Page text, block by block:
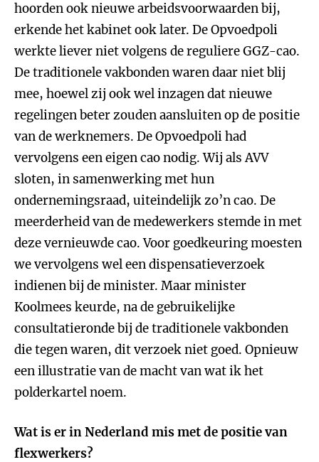
hoorden ook nieuwe arbeidsvoorwaarden bij,
erkende het kabinet ook later. De Opvoedpoli
werkte liever niet volgens de reguliere GGZ-cao.
De traditionele vakbonden waren daar niet blij
mee, hoewel zij ook wel inzagen dat nieuwe
regelingen beter zouden aansluiten op de positie
van de werknemers. De Opvoedpoli had
vervolgens een eigen cao nodig. Wij als AVV
sloten, in samenwerking met hun
ondernemingsraad, uiteindelijk zo’n cao. De
meerderheid van de medewerkers stemde in met
deze vernieuwde cao. Voor goedkeuring moesten
we vervolgens wel een dispensatieverzoek
indienen bij de minister. Maar minister
Koolmees keurde, na de gebruikelijke
consultatieronde bij de traditionele vakbonden
die tegen waren, dit verzoek niet goed. Opnieuw
een illustratie van de macht van wat ik het
polderkartel noem.
Wat is er in Nederland mis met de positie van
flexwerkers?